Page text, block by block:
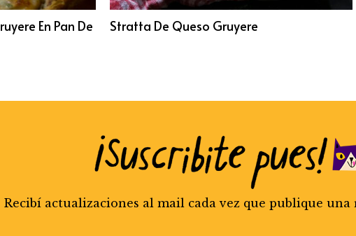
En Pan De
Stratta De Queso Gruyere
Recibí actualizaciones al mail cada vez que publique una